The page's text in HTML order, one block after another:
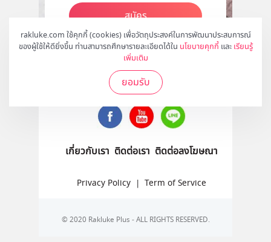
rakluke.com ใช้คุกกี้ (cookies) เพื่อวัตถุประสงค์ในการพัฒนาประสบการณ์
ของผู้ใช้ให้ดียิ่งขึ้น ท่านสามารถศึกษารายละเอียดได้ใน นโยบายคุกกี้ และ เรียนรู้
เพิ่มเติม
ยอมรับ
สมัคร
ติดตามเราได้ที่
เกี่ยวกับเรา ติดต่อเรา ติดต่อลงโฆษณา
Privacy Policy | Term of Service
© 2020 Rakluke Plus - ALL RIGHTS RESERVED.